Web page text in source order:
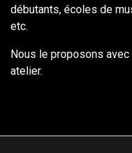
débutants, écoles de
etc.
Nous le proposons
atelier.